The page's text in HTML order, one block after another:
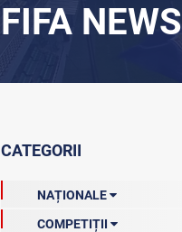
FIFA NEWS
CATEGORII
NAȚIONALE
COMPETIȚII